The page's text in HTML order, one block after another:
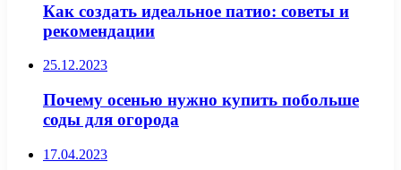
Как создать идеальное патио: советы и
рекомендации
25.12.2023
Почему осенью нужно купить побольше
соды для огорода
17.04.2023